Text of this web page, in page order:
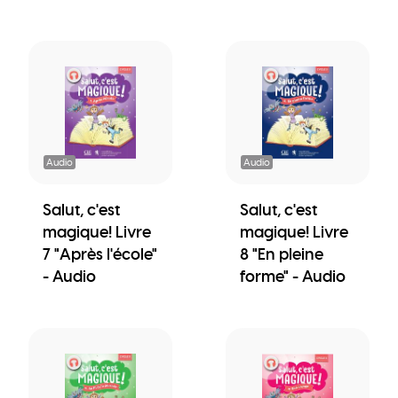
Audio
Salut, c'est
magique! Livre
7 "Après l'école"
- Audio
Audio
Salut, c'est
magique! Livre
8 "En pleine
forme" - Audio